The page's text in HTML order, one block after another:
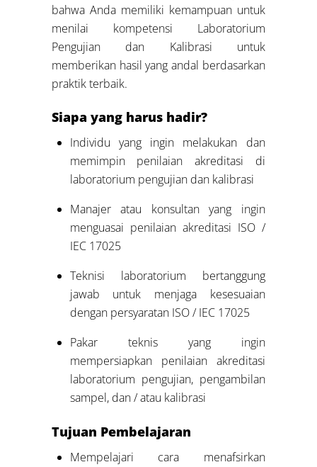
bahwa Anda memiliki kemampuan untuk
menilai kompetensi Laboratorium
Pengujian dan Kalibrasi untuk
memberikan hasil yang andal berdasarkan
praktik terbaik.
Siapa yang harus hadir?
Individu yang ingin melakukan dan
memimpin penilaian akreditasi di
laboratorium pengujian dan kalibrasi
Manajer atau konsultan yang ingin
menguasai penilaian akreditasi ISO /
IEC 17025
Teknisi laboratorium bertanggung
jawab untuk menjaga kesesuaian
dengan persyaratan ISO / IEC 17025
Pakar teknis yang ingin
mempersiapkan penilaian akreditasi
laboratorium pengujian, pengambilan
sampel, dan / atau kalibrasi
Tujuan Pembelajaran
Mempelajari cara menafsirkan